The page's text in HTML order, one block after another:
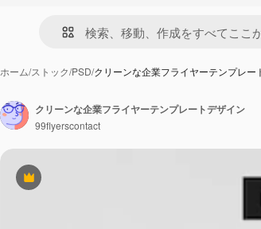
ホーム/ストック/PSD/クリーンな企業フライヤーテンプレ
Premium
クリーンな企業フライヤーテンプレートデザイン
99flyerscontact